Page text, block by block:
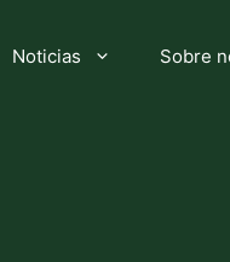
Noticias Sobre